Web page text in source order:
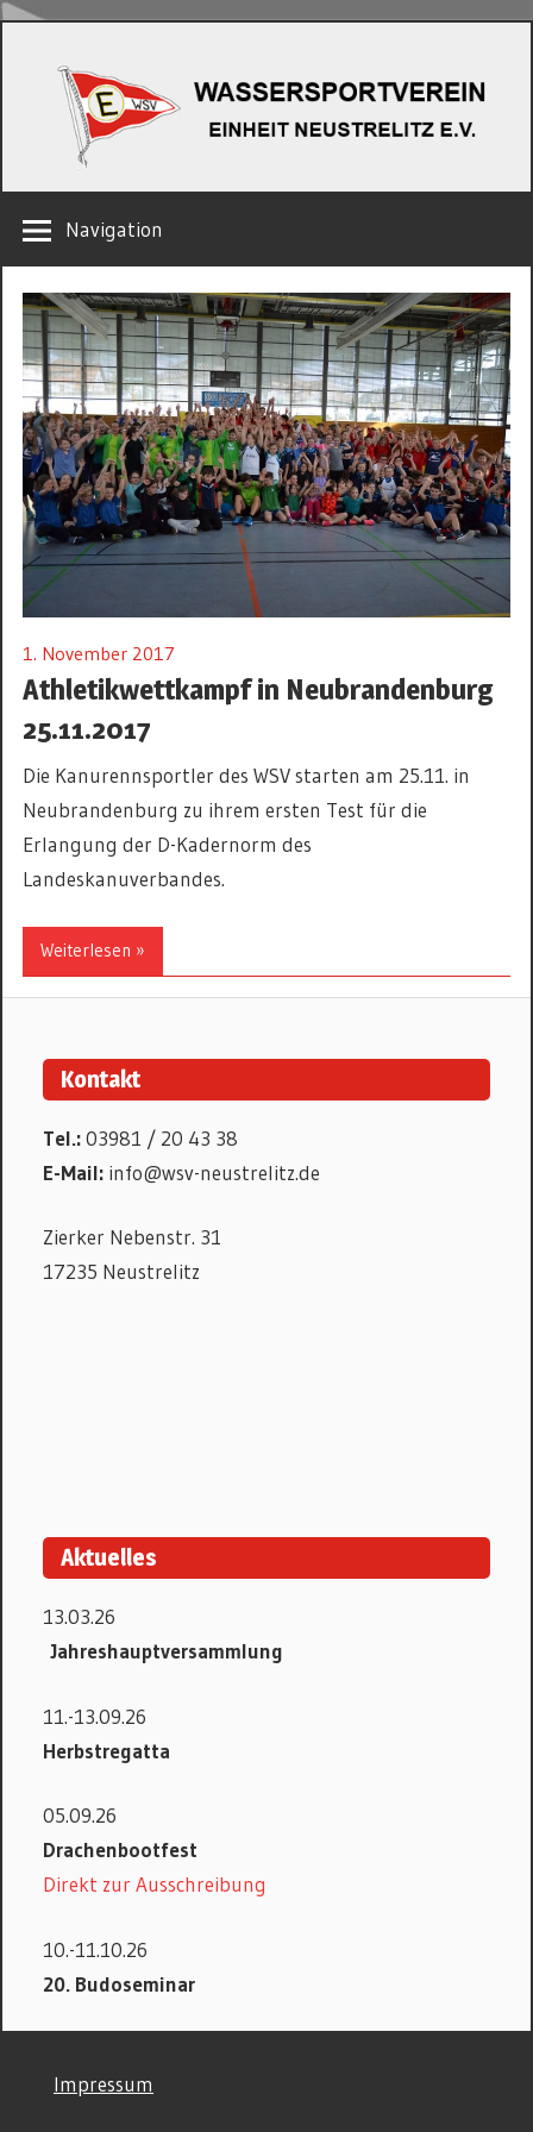
springen
NEUSTRELITZ
E.V.
Navigation
1. November 2017
Athletikwettkampf in Neubrandenburg
25.11.2017
Die Kanurennsportler des WSV starten am 25.11. in
Neubrandenburg zu ihrem ersten Test für die
Erlangung der D-Kadernorm des
Landeskanuverbandes.
Weiterlesen »
Kontakt
Tel.:03981 / 20 43 38
E-Mail: info@wsv-neustrelitz.de
Zierker Nebenstr. 31
17235 Neustrelitz
Aktuelles
13.03.26
Jahreshauptversammlung
11.-13.09.26
Herbstregatta
05.09.26
Drachenbootfest
Direkt zur Ausschreibung
10.-11.10.26
20. Budoseminar
Impressum